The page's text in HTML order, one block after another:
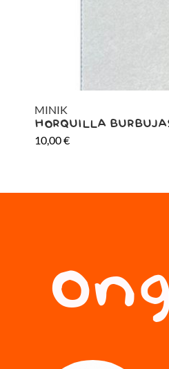
MINIK
HORQUILLA
10,00€